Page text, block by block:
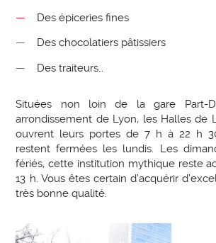
Des épiceries fines
Des chocolatiers pâtissiers
Des traiteurs…
Situées non loin de la gare Part-
arrondissement de Lyon, les Halles de
ouvrent leurs portes de 7 h à 22 h
restent fermées les lundis. Les
fériés, cette institution mythique reste
13 h. Vous êtes certain d’acquérir
très bonne qualité.